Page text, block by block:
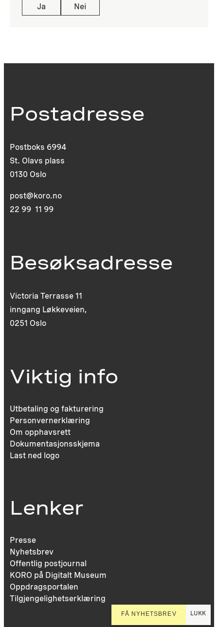
Ja Nei
Postadresse
Postboks 6994
St. Olavs plass
0130 Oslo
post@koro.no
22 99 11 99
Besøksadresse
Victoria Terrasse 11
inngang Løkkeveien,
0251 Oslo
Viktig info
Utbetaling og fakturering
Personvernerklæring
Om opphavsrett
Dokumentasjonsskjema
Last ned logo
Lenker
Presse
Nyhetsbrev
Offentlig postjournal
KORO på Digitalt Museum
Oppdragsportalen
Tilgjengelighetserklæring
FÅ NYHETSBREV LUKK